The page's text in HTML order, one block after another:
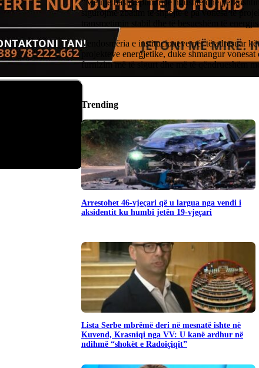
sigurojmë zbatim të shpejtë e pa vonesa të
transmetimin stabil dhe të besueshëm të
Vendosmëria e institucioneve për të adresuar
projekteve energjetike, duke shmangur
furnizim më të sigurt dhe më të qëndrueshëm
Trending
Arrestohet 46-vjeçari që u largua nga vendi i
aksidentit ku humbi jetën 19-vjeçari
​Lista Serbe mbrëmë deri në mesnatë ishte në
Kuvend, Krasniqi nga VV: U kanë ardhur në
ndihmë “shokët e Radoiçiqit”